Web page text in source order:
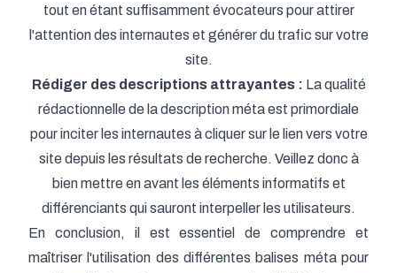
tout en étant suffisamment évocateurs pour attirer
l'attention des internautes et générer du trafic sur votre
site.
Rédiger des descriptions attrayantes : La qualité
rédactionnelle de la description méta est primordiale
pour inciter les internautes à cliquer sur le lien vers votre
site depuis les résultats de recherche. Veillez donc à
bien mettre en avant les éléments informatifs et
différenciants qui sauront interpeller les utilisateurs.
En conclusion, il est essentiel de comprendre et
maîtriser l'utilisation des différentes balises méta pour